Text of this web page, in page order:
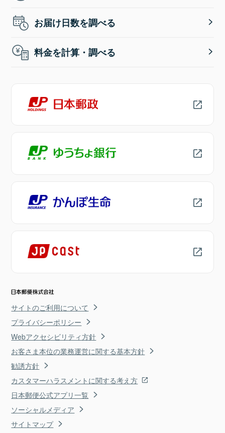
お届け日数を調べる
料金を計算・調べる
サイトのご利用について
プライバシーポリシー
Webアクセシビリティ方針
お客さま本位の業務運営に関する基本方針
勧誘方針
カスタマーハラスメントに関する考え方
日本郵便公式アプリ一覧
ソーシャルメディア
サイトマップ